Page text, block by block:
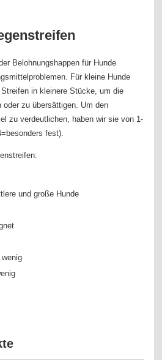
Belohnungshappen für Hunde
Für kleine Hunde
in kleinere Stücke, um die
oder zu übersättigen. Um den
zu verdeutlichen, haben wir sie von 1-
fest).
und große Hunde